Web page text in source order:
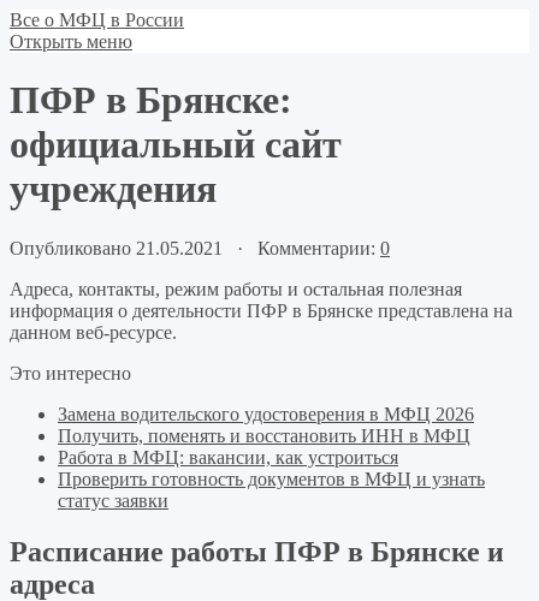
Все о МФЦ в России
Открыть меню
ПФР в Брянске:
официальный сайт
учреждения
Опубликовано 21.05.2021 · Комментарии: 0
Адреса, контакты, режим работы и остальная полезная
информация о деятельности ПФР в Брянске представлена на
данном веб-ресурсе.
Это интересно
Замена водительского удостоверения в МФЦ 2026
Получить, поменять и восстановить ИНН в МФЦ
Работа в МФЦ: вакансии, как устроиться
Проверить готовность документов в МФЦ и узнать
статус заявки
Расписание работы ПФР в Брянске и
адреса